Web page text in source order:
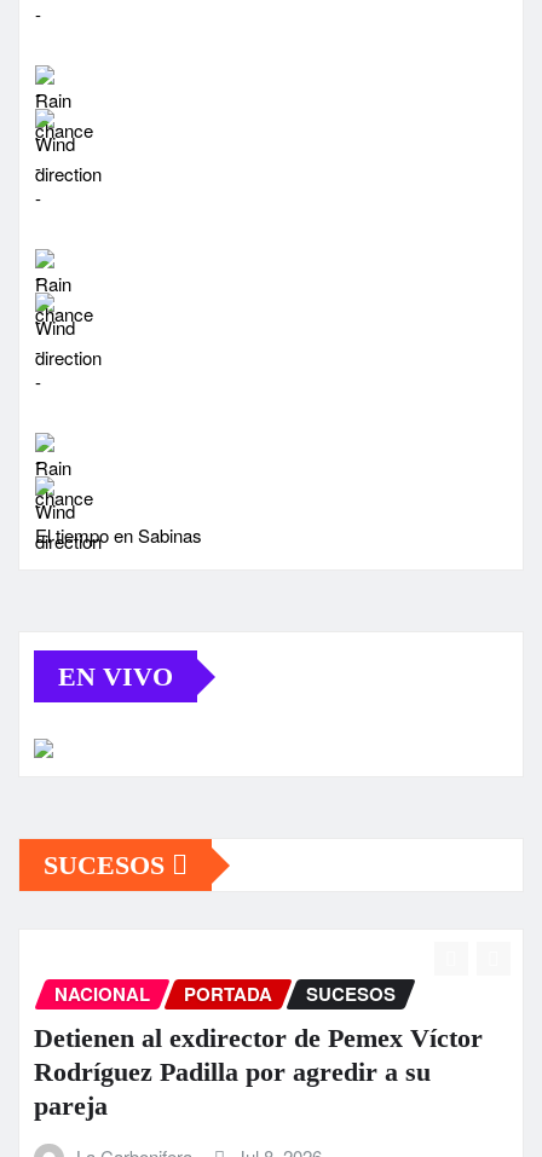
-
-
-
-
-
-
-
-
-
-
-
El tiempo en Sabinas
EN VIVO
SUCESOS
NACIONAL PORTADA SUCESOS
Detienen al exdirector de Pemex Víctor
Rodríguez Padilla por agredir a su
pareja